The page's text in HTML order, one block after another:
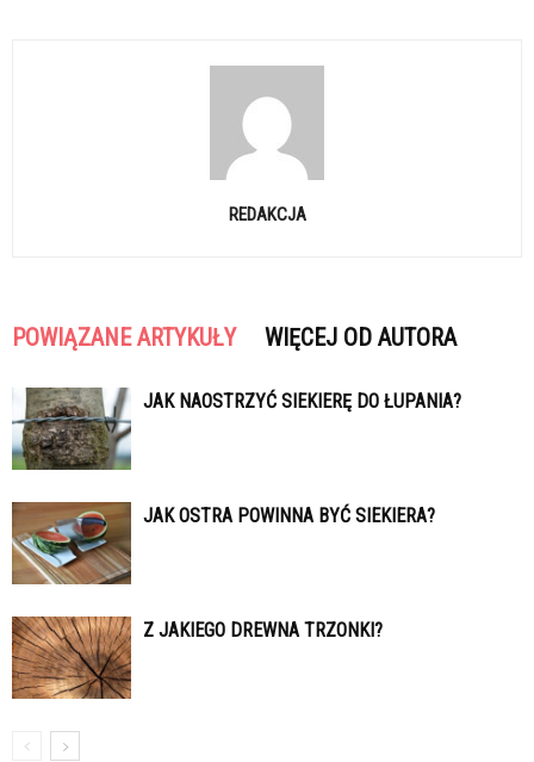
REDAKCJA
POWIĄZANE ARTYKUŁY WIĘCEJ OD AUTORA
JAK NAOSTRZYĆ SIEKIERĘ DO ŁUPANIA?
JAK OSTRA POWINNA BYĆ SIEKIERA?
Z JAKIEGO DREWNA TRZONKI?